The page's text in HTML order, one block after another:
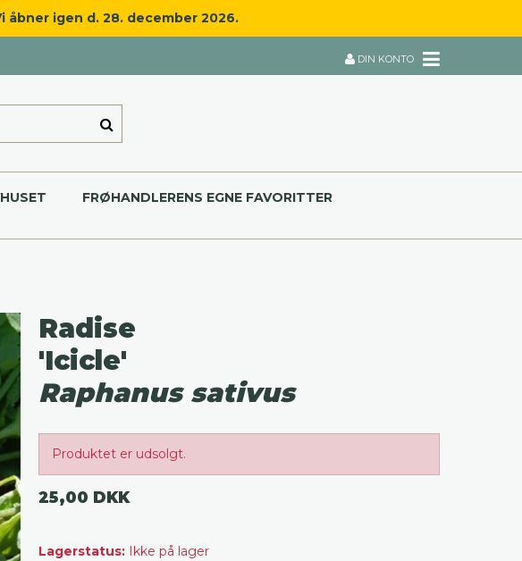
igen d. 28. december 2026.
DIN KONTO
FRØHANDLERENS EGNE FAVORITTER
Radise
'Icicle'
Raphanus sativus
Produktet er udsolgt.
25,00 DKK
Lagerstatus: Ikke på lager